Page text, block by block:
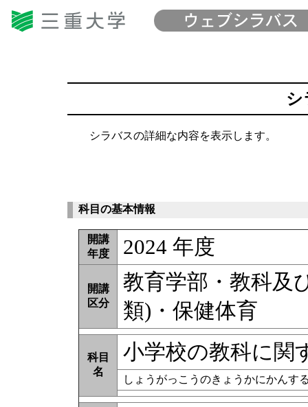
シ
シラバスの詳細な内容を表示します。
科目の基本情報
開講
年度
2024 年度
開講
区分
教育学部・教科及
類)・保健体育
科目
名
小学校の教科に関
しょうがっこうのきょうかにかんす